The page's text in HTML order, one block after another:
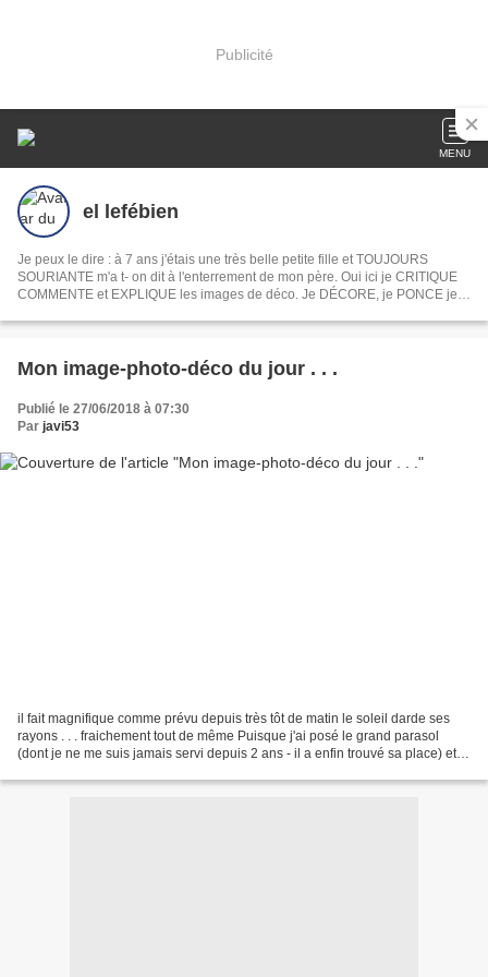
Publicité
MENU
el lefébien
Je peux le dire : à 7 ans j'étais une très belle petite fille et TOUJOURS
SOURIANTE m'a t- on dit à l'enterrement de mon père. Oui ici je CRITIQUE
COMMENTE et EXPLIQUE les images de déco. Je DÉCORE, je PONCE je
jour les films et les séries . En fait je PAPOTE comme devant un apéro. Ah
Mon image-photo-déco du jour . . .
Publié le 27/06/2018 à 07:30
Par javi53
il fait magnifique comme prévu depuis très tôt de matin le soleil darde ses
rayons . . . fraichement tout de même Puisque j'ai posé le grand parasol
(dont je ne me suis jamais servi depuis 2 ans - il a enfin trouvé sa place) et il